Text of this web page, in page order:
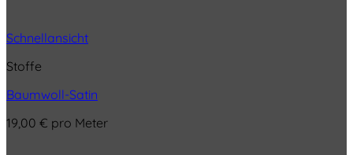
Schnellansicht
Stoffe
Baumwoll-Satin
19,00 € pro Meter